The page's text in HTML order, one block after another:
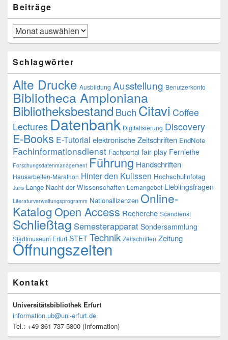
Beiträge
Beiträge
Schlagwörter
Alte Drucke Ausbildung Ausstellung Benutzerkonto
Bibliotheca Amploniana
Bibliotheksbestand Buch Citavi Coffee
Lectures Datenbank Digitalisierung Discovery
E-Books E-Tutorial elektronische Zeitschriften EndNote
Fachinformationsdienst Fachportal fair play Fernleihe
Forschungsdatenmanagement Führung Handschriften
Hausarbeiten-Marathon Hinter den Kulissen Hochschulinfotag
Juris Lange Nacht der Wissenschaften Lernangebot Lieblingsfragen
Literaturverwaltungsprogramm Nationallizenzen Online-
KatalogOpen Access Recherche Scandienst
Schließtag Semesterapparat Sondersammlung
Stadtmuseum Erfurt STET Technik Zeitschriften Zeitung
Öffnungszeiten
Kontakt
Universitätsbibliothek Erfurt
information.ub@uni-erfurt.de
Tel.: +49 361 737-5800 (Information)